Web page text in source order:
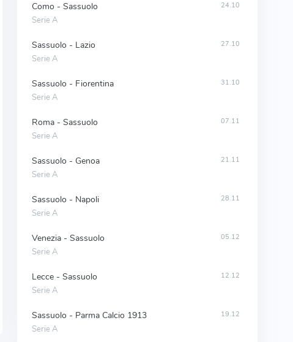
Como - Sassuolo
Serie A
24.10
Sassuolo - Lazio
Serie A
27.10
Sassuolo - Fiorentina
Serie A
31.10
Roma - Sassuolo
Serie A
07.11
Sassuolo - Genoa
Serie A
21.11
Sassuolo - Napoli
Serie A
28.11
Venezia - Sassuolo
Serie A
05.12
Lecce - Sassuolo
Serie A
12.12
Sassuolo - Parma Calcio 1913
Serie A
19.12